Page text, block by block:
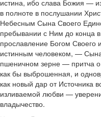
истина, ибо слава Божия —
в полноте в послушании
Небесным Сына Своего
пребывании с Ним до конца
прославление Богом Своего
истинным человеком, —
пшеничном зерне — притча
как бы выброшенная, и
как новый дар от Источника
изливаемой любви —
владычество.